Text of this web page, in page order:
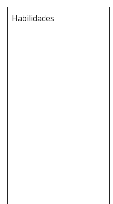
Habilidades